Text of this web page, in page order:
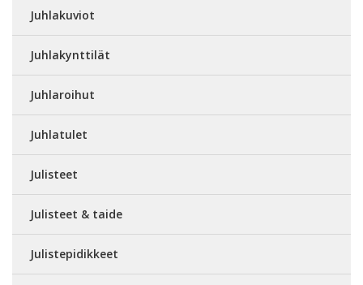
Juhlakuviot
Juhlakynttilät
Juhlaroihut
Juhlatulet
Julisteet
Julisteet & taide
Julistepidikkeet